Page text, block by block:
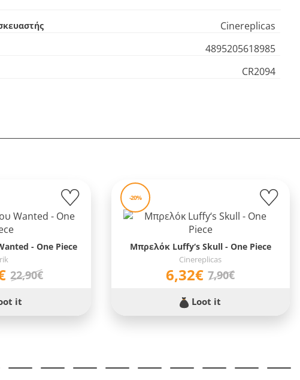
Cinereplicas
4895205618985
CR2094
- One Piece
22,90€
it
-20%
Μπρελόκ Luffy‘s Skull - One Piece
Cinereplicas
6,32€ 7,90€
Loot it